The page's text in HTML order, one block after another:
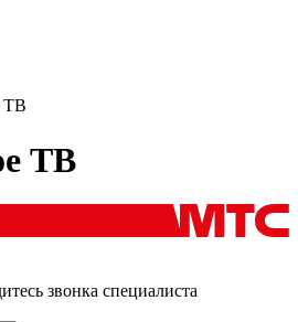
ТВ
ТВ
звонка специалиста